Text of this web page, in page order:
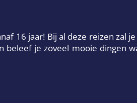
16 jaar! Bij al deze reizen zal
je zoveel mooie dingen